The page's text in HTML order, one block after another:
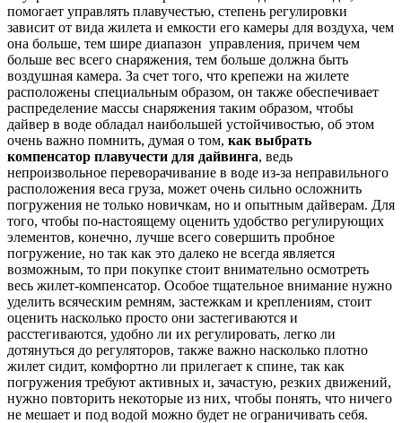
помогает управлять плавучестью, степень регулировки
зависит от вида жилета и емкости его камеры для воздуха, чем
она больше, тем шире диапазон управления, причем чем
больше вес всего снаряжения, тем больше должна быть
воздушная камера. За счет того, что крепежи на жилете
расположены специальным образом, он также обеспечивает
распределение массы снаряжения таким образом, чтобы
дайвер в воде обладал наибольшей устойчивостью, об этом
очень важно помнить, думая о том, как выбрать
компенсатор плавучести для дайвинга, ведь
непроизвольное переворачивание в воде из-за неправильного
расположения веса груза, может очень сильно осложнить
погружения не только новичкам, но и опытным дайверам. Для
того, чтобы по-настоящему оценить удобство регулирующих
элементов, конечно, лучше всего совершить пробное
погружение, но так как это далеко не всегда является
возможным, то при покупке стоит внимательно осмотреть
весь жилет-компенсатор. Особое тщательное внимание нужно
уделить всяческим ремням, застежкам и креплениям, стоит
оценить насколько просто они застегиваются и
расстегиваются, удобно ли их регулировать, легко ли
дотянуться до регуляторов, также важно насколько плотно
жилет сидит, комфортно ли прилегает к спине, так как
погружения требуют активных и, зачастую, резких движений,
нужно повторить некоторые из них, чтобы понять, что ничего
не мешает и под водой можно будет не ограничивать себя.